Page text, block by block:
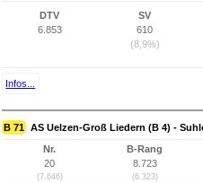
DTV
6.853
SV
610
(8,9%)
Infos...
B 71 AS Uelzen-Groß Liedern (B 4) -
Nr.
20
(7.646)
B-Rang
8.723
(6.323)